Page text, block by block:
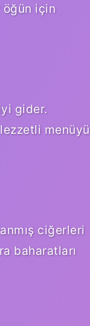
öğün için
gider.
menüyü
ciğerleri
baharatları